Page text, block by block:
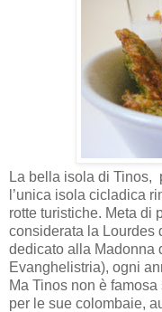
La bella isola di Tinos,
l’unica isola cicladica
rotte turistiche. Meta di
considerata la Lourdes
dedicato alla Madonna
Evanghelistria), ogni
Ma Tinos non è
per le sue colombaie,